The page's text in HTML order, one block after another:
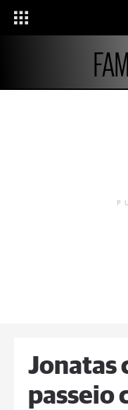
Jonatas
passeio